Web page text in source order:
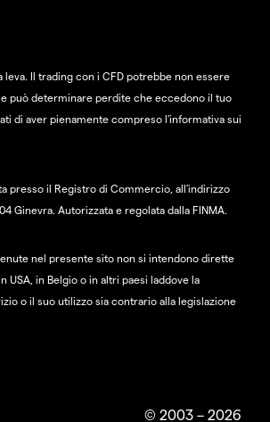
leva. Il trading con i CFD potrebbe non essere
può determinare perdite che eccedono il tuo
di aver pienamente compreso l'informativa sui
presso il Registro di Commercio, all'indirizzo
Ginevra. Autorizzata e regolata dalla FINMA.
nel presente sito non si intendono dirette
USA, in Belgio o in altri paesi laddove la
o il suo utilizzo sia contrario alla legislazione
© 2003 – 2026